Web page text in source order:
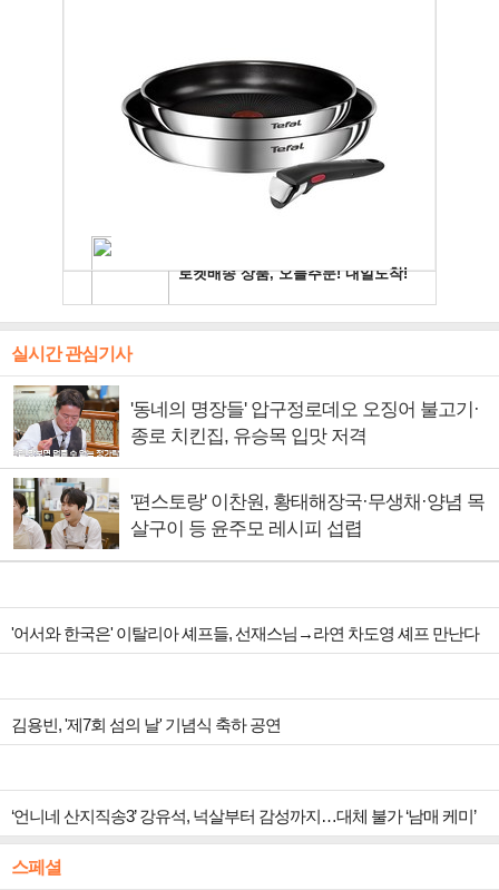
실시간 관심기사
'동네의 명장들' 압구정로데오 오징어 불고기·
종로 치킨집, 유승목 입맛 저격
'편스토랑' 이찬원, 황태해장국·무생채·양념 목
살구이 등 윤주모 레시피 섭렵
'어서와 한국은' 이탈리아 셰프들, 선재스님→라연 차도영 셰프 만난다
김용빈, '제7회 섬의 날' 기념식 축하 공연
‘언니네 산지직송3’ 강유석, 넉살부터 감성까지…대체 불가 ‘남매 케미’
스페셜